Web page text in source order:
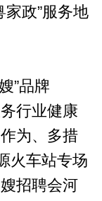
政”服务地
”品牌
行业健康
为、多措
火车站专场
招聘会河